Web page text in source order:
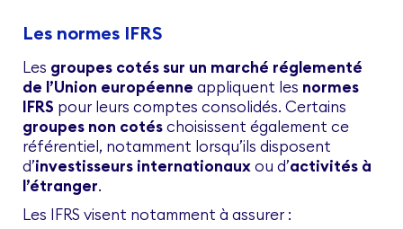
Les normes IFRS
Les groupes cotés sur un marché réglementé
de l’Union européenne appliquent les normes
IFRS pour leurs comptes consolidés. Certains
groupes non cotéschoisissent également ce
référentiel, notamment lorsqu’ils disposent
d’investisseurs internationauxou d’activités à
l’étranger.
Les IFRS visent notamment à assurer :